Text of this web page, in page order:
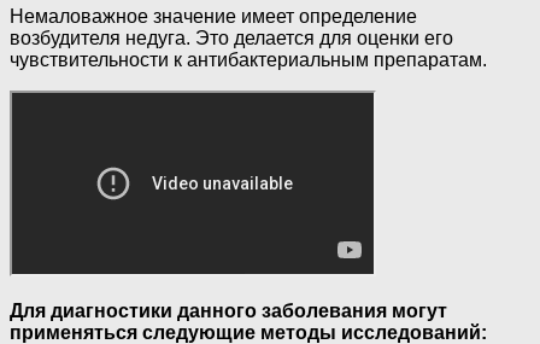
Немаловажное значение имеет определение
возбудителя недуга. Это делается для оценки его
чувствительности к антибактериальным препаратам.
Для диагностики данного заболевания могут
применяться следующие методы исследований: